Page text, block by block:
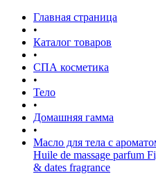
Главная страница
•
Каталог товаров
•
СПА косметика
•
Тело
•
Домашняя гамма
•
Масло для тела с
Huile de massage parfum
& dates fragrance